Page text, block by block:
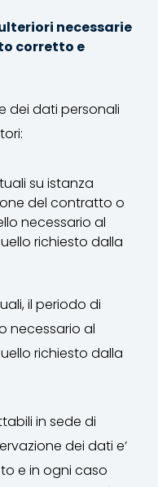
necessarie
corretto e
dei dati personali
su istanza
del contratto o
necessario al
richiesto dalla
il periodo di
necessario al
richiesto dalla
in sede di
dei dati e’
e in ogni caso